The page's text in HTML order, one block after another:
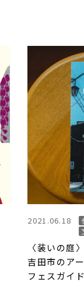
2021.06.18
〈装いの庭
吉田市のア
フェスガイ